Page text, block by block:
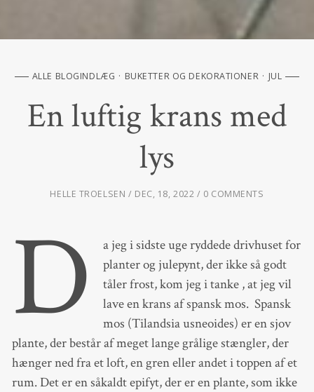
ALLE BLOGINDLÆG BUKETTER OG DEKORATIONER JUL
En luftig krans med
lys
HELLE TROELSEN DEC, 18, 2022 0 COMMENTS
D
a jeg i sidste uge ryddede drivhuset for
planter og julepynt, der ikke så godt
tåler frost, kom jeg i tanke , at jeg vil
lave en krans af spansk mos. Spansk
mos (Tilandsia usneoides) er en sjov
plante, der består af meget lange grålige stængler, der
hænger ned fra et loft, en gren eller andet i toppen af et
rum. Det er en såkaldt epifyt, der er en plante, som ikke